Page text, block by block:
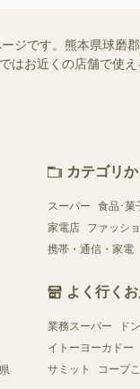
ジです。熊本県球磨
お近くの店舗で使
カテゴリ
スーパー 食品･菓
家電店
ファッシ
携帯・通信・家電
よく行く
業務スーパー ド
イトーヨーカドー
サミット
コープ